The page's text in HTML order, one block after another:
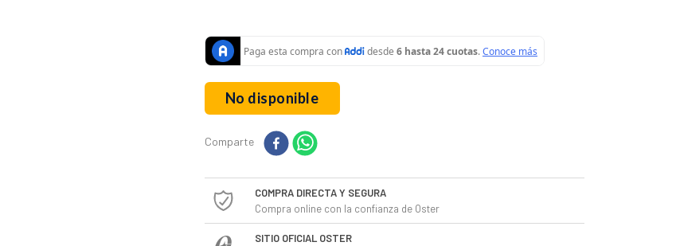
No disponible
Comparte
COMPRA DIRECTA Y SEGURA
Compra online con la confianza de Oster
SITIO OFICIAL OSTER